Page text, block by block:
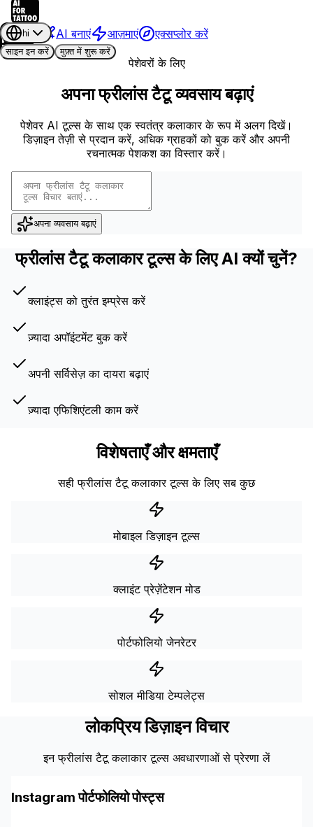
AI बनाएं आज़माएं एक्सप्लोर करें
hi
साइन इन करें
मुफ़्त में शुरू करें
पेशेवरों के लिए
अपना फ्रीलांस टैटू व्यवसाय बढ़ाएं
पेशेवर AI टूल्स के साथ एक स्वतंत्र कलाकार के रूप में अलग दिखें।
डिज़ाइन तेज़ी से प्रदान करें, अधिक ग्राहकों को बुक करें और अपनी
रचनात्मक पेशकश का विस्तार करें।
अपना व्यवसाय बढ़ाएं
फ्रीलांस टैटू कलाकार टूल्स के लिए AI क्यों चुनें?
क्लाइंट्स को तुरंत इम्प्रेस करें
ज़्यादा अपॉइंटमेंट बुक करें
अपनी सर्विसेज़ का दायरा बढ़ाएं
ज़्यादा एफिशिएंटली काम करें
विशेषताएँ और क्षमताएँ
सही फ्रीलांस टैटू कलाकार टूल्स के लिए सब कुछ
मोबाइल डिज़ाइन टूल्स
क्लाइंट प्रेज़ेंटेशन मोड
पोर्टफोलियो जेनरेटर
सोशल मीडिया टेम्पलेट्स
लोकप्रिय डिज़ाइन विचार
इन फ्रीलांस टैटू कलाकार टूल्स अवधारणाओं से प्रेरणा लें
Instagram पोर्टफोलियो पोस्ट्स